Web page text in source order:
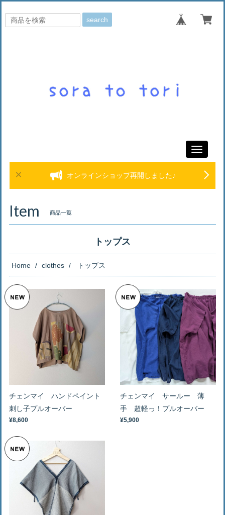
search
Toggle
オンラインショップ再開しました♪
Item 商品一覧
トップス
Home clothes トップス
チェンマイ ハンドペイント
刺し子プルオーバー
¥8,600
チェンマイ サールー 薄
手 超軽っ！プルオーバー
¥5,900